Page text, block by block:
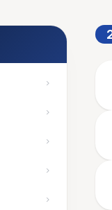
chevron_right
chevron_right
chevron_right
chevron_right
chevron_right